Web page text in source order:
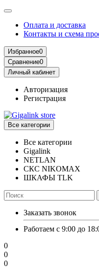
Оплата и доставка
Контакты и схема
Избранное0
Сравнение0
Личный кабинет
Авторизация
Регистрация
Все категории
Все категории
Gigalink
NETLAN
СКС NIKOMAX
ШКАФЫ TLK
Заказать звонок
Работаем с 9:00 до
0
0
0